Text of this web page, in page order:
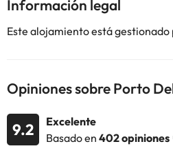
político griego Eleftherios Venizelos.
recepción se alegra de ofrecerles a
experto y sus recomendaciones
completamente renovadas y
darles una cálida y auténtica
Además, dispone de vestíbulo, bar y sala
habitaciones disponen de todas las
WC, teléfono, conexión a Internet,
Información legal
Este alojamiento está
Opiniones sobre Porto
9.2
Excelente
Basado en 402 opiniones